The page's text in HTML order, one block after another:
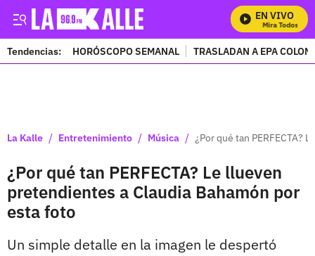
EN VIVO
Mira Todos
Tendencias: HORÓSCOPO SEMANAL TRASLADAN A EPA
La Kalle / Entretenimiento / Música / ¿Por qué tan PERFECTA?
¿Por qué tan PERFECTA? Le llueven
pretendientes a Claudia Bahamón por
esta foto
Un simple detalle en la imagen le despertó